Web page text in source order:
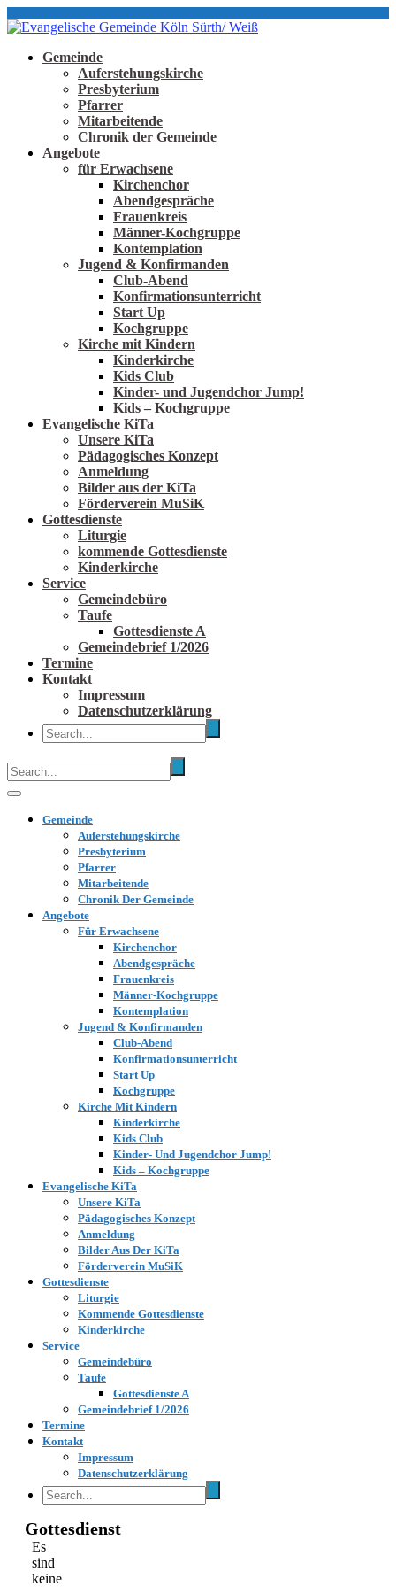
Gemeinde
Auferstehungskirche
Presbyterium
Pfarrer
Mitarbeitende
Chronik der Gemeinde
Angebote
für Erwachsene
Kirchenchor
Abendgespräche
Frauenkreis
Männer-Kochgruppe
Kontemplation
Jugend & Konfirmanden
Club-Abend
Konfirmationsunterricht
Start Up
Kochgruppe
Kirche mit Kindern
Kinderkirche
Kids Club
Kinder- und Jugendchor Jump!
Kids – Kochgruppe
Evangelische KiTa
Unsere KiTa
Pädagogisches Konzept
Anmeldung
Bilder aus der KiTa
Förderverein MuSiK
Gottesdienste
Liturgie
kommende Gottesdienste
Kinderkirche
Service
Gemeindebüro
Taufe
Gottesdienste A
Gemeindebrief 1/2026
Termine
Kontakt
Impressum
Datenschutzerklärung
Gemeinde
Auferstehungskirche
Presbyterium
Pfarrer
Mitarbeitende
Chronik Der Gemeinde
Angebote
Für Erwachsene
Kirchenchor
Abendgespräche
Frauenkreis
Männer-Kochgruppe
Kontemplation
Jugend & Konfirmanden
Club-Abend
Konfirmationsunterricht
Start Up
Kochgruppe
Kirche Mit Kindern
Kinderkirche
Kids Club
Kinder- Und Jugendchor Jump!
Kids – Kochgruppe
Evangelische KiTa
Unsere KiTa
Pädagogisches Konzept
Anmeldung
Bilder Aus Der KiTa
Förderverein MuSiK
Gottesdienste
Liturgie
Kommende Gottesdienste
Kinderkirche
Service
Gemeindebüro
Taufe
Gottesdienste A
Gemeindebrief 1/2026
Termine
Kontakt
Impressum
Datenschutzerklärung
Gottesdienst
Es
sind
keine